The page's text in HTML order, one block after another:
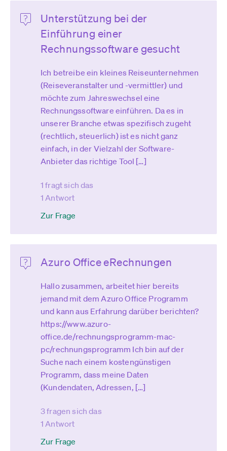
Unterstützung bei der
Einführung einer
Rechnungssoftware gesucht
Ich betreibe ein kleines Reiseunternehmen
(Reiseveranstalter und -vermittler) und
möchte zum Jahreswechsel eine
Rechnungssoftware einführen. Da es in
unserer Branche etwas spezifisch zugeht
(rechtlich, steuerlich) ist es nicht ganz
einfach, in der Vielzahl der Software-
Anbieter das richtige Tool […]
1 fragt sich das
1 Antwort
Zur Frage
Azuro Office eRechnungen
Hallo zusammen, arbeitet hier bereits
jemand mit dem Azuro Office Programm
und kann aus Erfahrung darüber berichten?
https://www.azuro-
office.de/rechnungsprogramm-mac-
pc/rechnungsprogramm Ich bin auf der
Suche nach einem kostengünstigen
Programm, dass meine Daten
(Kundendaten, Adressen, […]
3 fragen sich das
1 Antwort
Zur Frage